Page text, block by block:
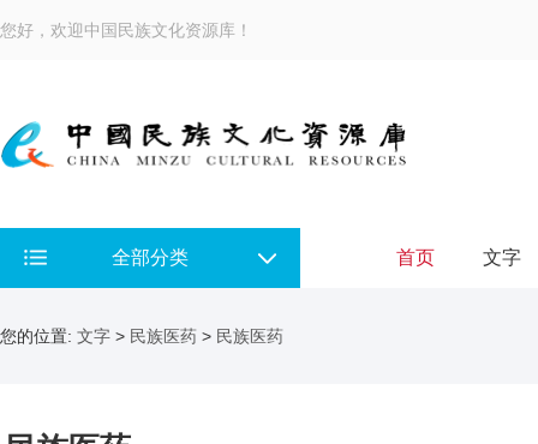
您好，欢迎中国民族文化资源库！
全部分类 首页 文字
您的位置: 文字 > 民族医药 > 民族医药